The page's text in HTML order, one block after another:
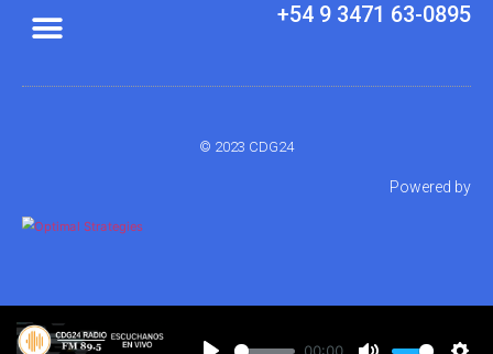
+54 9 3471 63-0895
© 2023 CDG24
Powered by